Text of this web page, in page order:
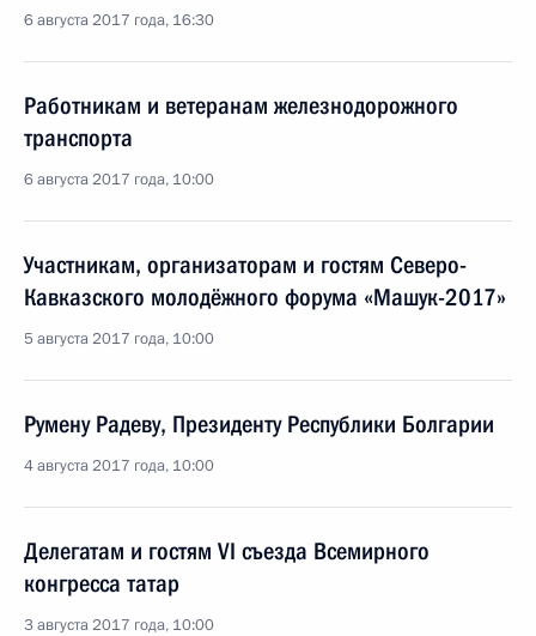
6 августа 2017 года, 16:30
Работникам и ветеранам железнодорожного
транспорта
6 августа 2017 года, 10:00
Участникам, организаторам и гостям Северо-
Кавказского молодёжного форума «Машук-2017»
5 августа 2017 года, 10:00
Румену Радеву, Президенту Республики Болгарии
4 августа 2017 года, 10:00
Делегатам и гостям VI съезда Всемирного
конгресса татар
3 августа 2017 года, 10:00